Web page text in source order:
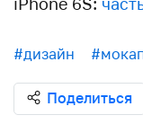
#дизайн
Поделиться